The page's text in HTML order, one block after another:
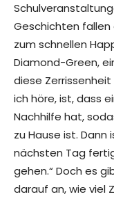
Geschichten fallen
zum schnellen
Diamond-Green,
diese Zerrissenheit
ich höre, ist, dass
Nachhilfe hat,
zu Hause ist. Dann
nächsten Tag
gehen.“ Doch es
darauf an, wie viel